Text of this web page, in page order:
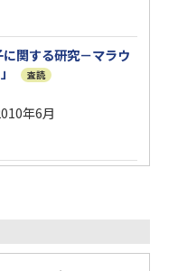
に関する研究－マラウ
査読
年6月